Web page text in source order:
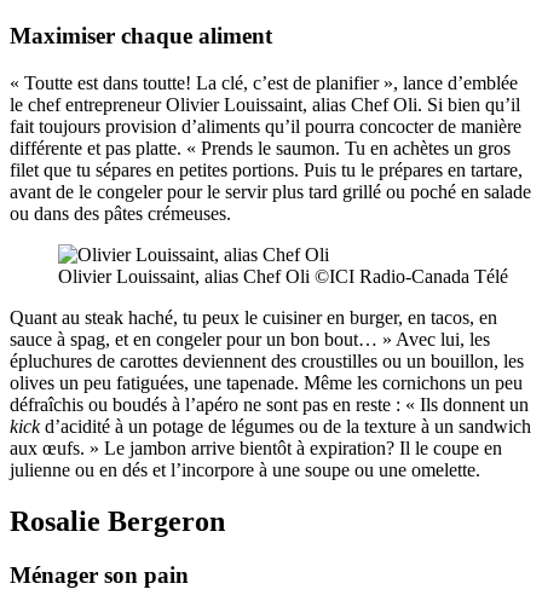
Maximiser chaque aliment
« Toutte est dans toutte! La clé, c’est de planifier », lance d’emblée
le chef entrepreneur Olivier Louissaint, alias Chef Oli. Si bien qu’il
fait toujours provision d’aliments qu’il pourra concocter de manière
différente et pas platte. « Prends le saumon. Tu en achètes un gros
filet que tu sépares en petites portions. Puis tu le prépares en tartare,
avant de le congeler pour le servir plus tard grillé ou poché en salade
ou dans des pâtes crémeuses.
Olivier Louissaint, alias Chef Oli ©ICI Radio-Canada Télé
Quant au steak haché, tu peux le cuisiner en burger, en tacos, en
sauce à spag, et en congeler pour un bon bout… » Avec lui, les
épluchures de carottes deviennent des croustilles ou un bouillon, les
olives un peu fatiguées, une tapenade. Même les cornichons un peu
défraîchis ou boudés à l’apéro ne sont pas en reste : « Ils donnent un
kickd’acidité à un potage de légumes ou de la texture à un sandwich
aux œufs. » Le jambon arrive bientôt à expiration? Il le coupe en
julienne ou en dés et l’incorpore à une soupe ou une omelette.
Rosalie Bergeron
Ménager son pain